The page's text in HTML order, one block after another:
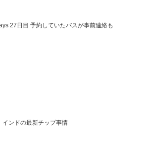
27日目 予約していたバスが事前連絡も
インドの最新チップ事情